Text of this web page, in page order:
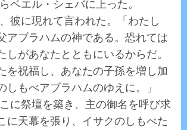
ベエル・シェバに上った。
彼に現れて言われた。「わたし
アブラハムの神である。恐れては
しがあなたとともにいるからだ。
を祝福し、あなたの子孫を増し加
しもべアブラハムのゆえに。」
に祭壇を築き、主の御名を呼び求
に天幕を張り、イサクのしもべた